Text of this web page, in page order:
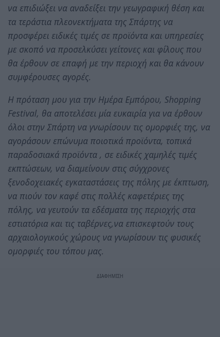
να επιδιώξει να αναδείξει την γεωγραφική θέση και
τα τεράστια πλεονεκτήματα της Σπάρτης να
προσφέρει ειδικές τιμές σε προϊόντα και υπηρεσίες
με σκοπό να προσελκύσει γείτονες και φίλους που
θα έρθουν σε επαφή με την περιοχή και θα κάνουν
συμφέρουσες αγορές.
Η πρόταση μου για την Ημέρα Εμπόρου, Shopping
Festival, θα αποτελέσει μία ευκαιρία για να έρθουν
όλοι στην Σπάρτη να γνωρίσουν τις ομορφιές της, να
αγοράσουν επώνυμα ποιοτικά προϊόντα, τοπικά
παραδοσιακά προϊόντα , σε ειδικές χαμηλές τιμές
εκπτώσεων, να διαμείνουν στις σύγχρονες
ξενοδοχειακές εγκαταστάσεις της πόλης με έκπτωση,
να πιούν τον καφέ στις πολλές καφετέριες της
πόλης, να γευτούν τα εδέσματα της περιοχής στα
εστιατόρια και τις ταβέρνες,να επισκεφτούν τους
αρχαιολογικούς χώρους να γνωρίσουν τις φυσικές
ομορφιές του τόπου μας.